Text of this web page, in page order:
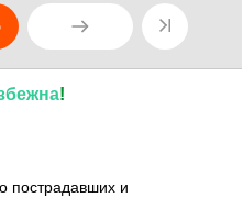
!
пострадавших и